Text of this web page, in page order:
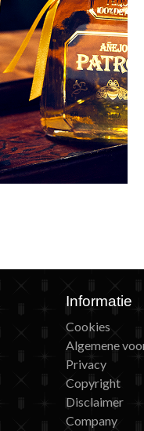
Informatie
Cookies
Algemene
Privacy
Copyright
Disclaimer
Company